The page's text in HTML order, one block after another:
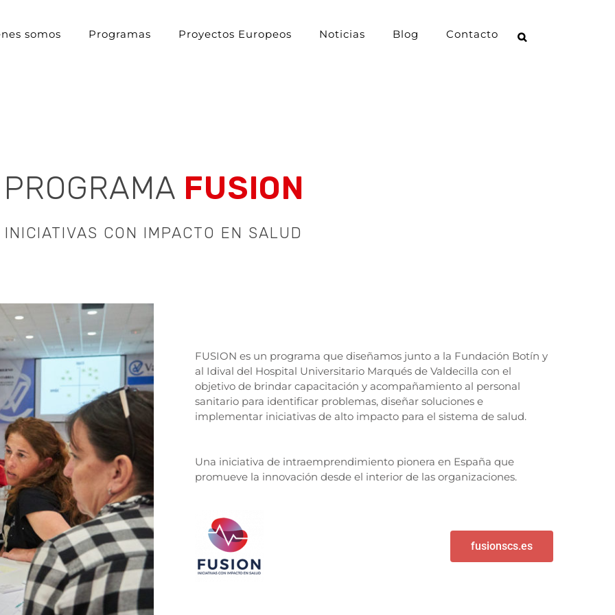
somos Programas Proyectos Europeos Noticias Blog Contacto
PROGRAMA FUSION
INICIATIVAS CON IMPACTO EN SALUD
FUSION es un programa que diseñamos junto a la Fundación Botín y
al Idival del Hospital Universitario Marqués de Valdecilla con el
objetivo de brindar capacitación y acompañamiento al personal
sanitario para identificar problemas, diseñar soluciones e
implementar iniciativas de alto impacto para el sistema de salud.
Una iniciativa de intraemprendimiento pionera en España que
promueve la innovación desde el interior de las organizaciones.
fusionscs.es